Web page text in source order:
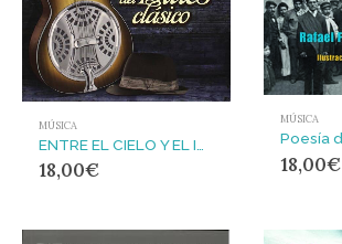
MÚSICA
18,00€
MÚSICA
18,00€